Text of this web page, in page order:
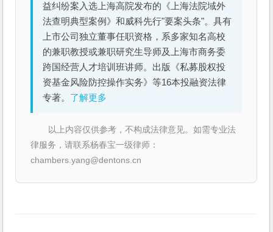
益纠纷案入选上海高院发布的《上海法院域外
法查明典型案例》和威科先行"要案头条"。具有
上市公司独立董事任职资格，系多家知名高校
的兼职教授或兼职研究生导师及上海市商务委
跨国经营人才培训班讲师。出版《私募股权投
资基金风险防控操作实务》等16本投融资法律
专著。 了解更多
以上内容仅供参考，不构成法律意见。如需专业法
律服务，请联系杨春宝一级律师：
chambers.yang@dentons.cn